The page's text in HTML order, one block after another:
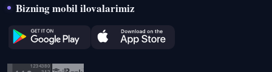
Bizning mobil ilovalarimiz